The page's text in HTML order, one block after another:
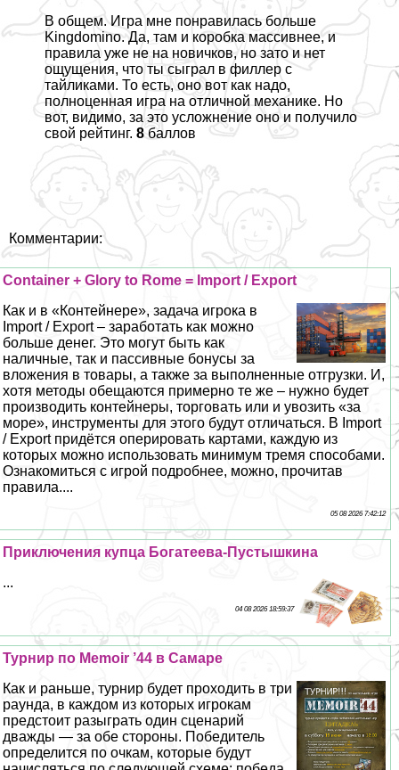
В общем. Игра мне понравилась больше
Kingdomino. Да, там и коробка массивнее, и
правила уже не на новичков, но зато и нет
ощущения, что ты сыграл в филлер с
тайликами. То есть, оно вот как надо,
полноценная игра на отличной механике. Но
вот, видимо, за это усложнение оно и получило
свой рейтинг. 8баллов
Комментарии:
Container + Glory to Rome = Import / Export
Как и в «Контейнере», задача игрока в
Import / Export – заработать как можно
больше денег. Это могут быть как
наличные, так и пассивные бонусы за
вложения в товары, а также за выполненные отгрузки. И,
хотя методы обещаются примерно те же – нужно будет
производить контейнеры, торговать или и увозить «за
море», инструменты для этого будут отличаться. В Import
/ Export придётся оперировать картами, каждую из
которых можно использовать минимум тремя способами.
Ознакомиться с игрой подробнее, можно, прочитав
правила....
05 08 2026 7:42:12
Приключения купца Богатеева-Пустышкина
...
04 08 2026 18:59:37
Турнир по Memoir ’44 в Самаре
Как и раньше, турнир будет проходить в три
раунда, в каждом из которых игрокам
предстоит разыграть один сценарий
дважды — за обе стороны. Победитель
определится по очкам, которые будут